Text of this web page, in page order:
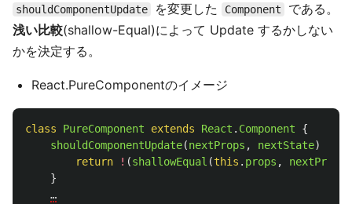
shouldComponentUpdate を変更した Component
である。
浅い比較(shallow-Equal)によって Update するかしない
かを決定する。
React.PureComponentのイメージ
class PureComponent extends React . Component
{
shouldComponentUpdate(nextProps , nextState)
return
! (shallowEqual (this . props , nextProps
}
…